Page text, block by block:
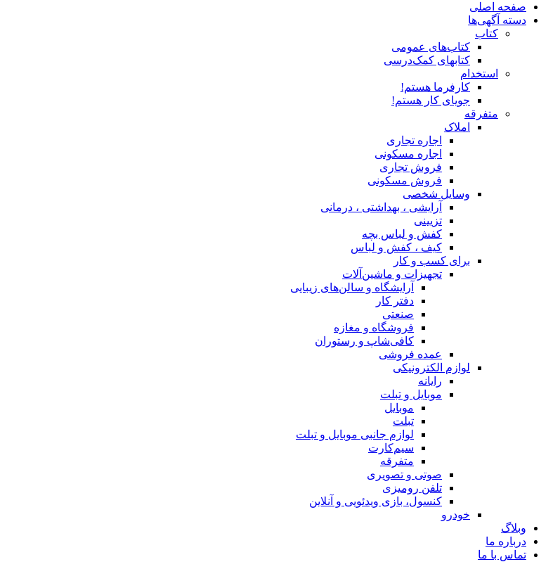
صفحه اصلی
دسته آگهی‌ها
کتاب
کتاب‌های عمومی
کتابهای کمک‌درسی
استخدام
کارفرما هستم!
جویای کار هستم!
متفرقه
املاک
اجاره تجاری
اجاره مسکونی
فروش تجاری
فروش مسکونی
وسایل شخصی
آرایشی ، بهداشتی ، درمانی
تزیینی
کفش و لباس بچه
کیف ، کفش و لباس
برای کسب و کار
تجهیزات و ماشین‌آلات
آرایشگاه و سالن‌های زیبایی
دفتر کار
صنعتی
فروشگاه و مغازه
کافی‌شاپ و رستوران
عمده فروشی
لوازم الکترونیکی
رایانه
موبایل و تبلت
موبایل
تبلت
لوازم جانبی موبایل و تبلت
سیم‌کارت
متفرقه
صوتی و تصویری
تلفن رومیزی
کنسول، بازی‌ ویدئویی و آنلاین
خودرو
وبلاگ
درباره ما
تماس با ما